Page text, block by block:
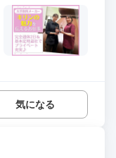
気になる